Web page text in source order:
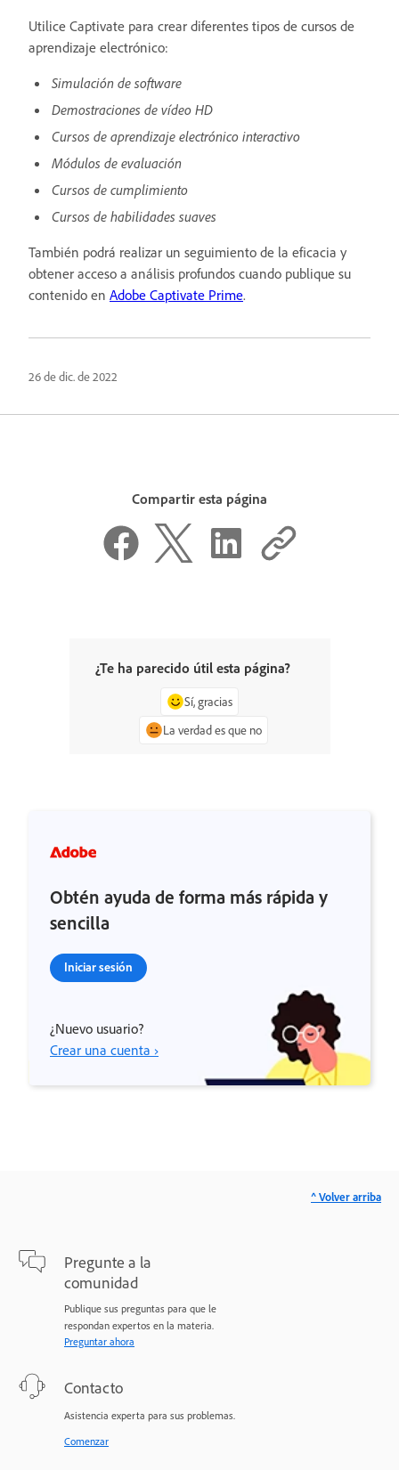
Utilice Captivate para crear diferentes tipos de cursos de
aprendizaje electrónico:
Simulación de software
Demostraciones de vídeo HD
Cursos de aprendizaje electrónico interactivo
Módulos de evaluación
Cursos de cumplimiento
Cursos de habilidades suaves
También podrá realizar un seguimiento de la eficacia y
obtener acceso a análisis profundos cuando publique su
contenido en Adobe Captivate Prime.
26 de dic. de 2022
Compartir esta página
¿Te ha parecido útil esta página?
Sí, gracias
La verdad es que no
Obtén ayuda de forma más rápida y
sencilla
Iniciar sesión
¿Nuevo usuario?
Crear una cuenta ›
Pregunte a la
comunidad
Publique sus preguntas para que le
respondan expertos en la materia.
Preguntar ahora
Contacto
Asistencia experta para sus problemas.
Comenzar
^ Volver arriba